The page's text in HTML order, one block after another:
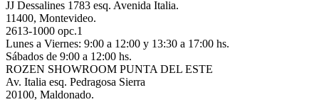
JJ Dessalines 1783 esq. Avenida Italia.
11400, Montevideo.
2613-1000 opc.1
Lunes a Viernes: 9:00 a 12:00 y 13:30 a 17:00 hs.
Sábados de 9:00 a 12:00 hs.
ROZEN SHOWROOM PUNTA DEL ESTE
Av. Italia esq. Pedragosa Sierra
20100, Maldonado.